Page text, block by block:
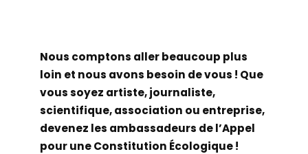
Nous comptons aller beaucoup plus
loin et nous avons besoin de vous ! Que
vous soyez artiste, journaliste,
scientifique, association ou entreprise,
devenez les ambassadeurs de l’Appel
pour une Constitution Écologique !